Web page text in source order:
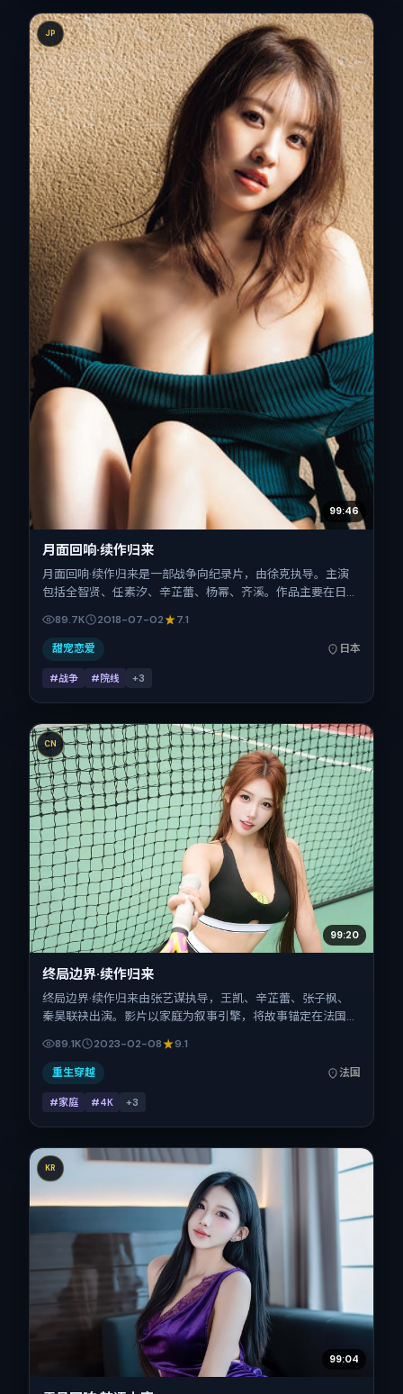
JP
99:46
月面回响·续作归来
月面回响·续作归来是一部战争向纪录片，由徐克执导。主演
包括全智贤、任素汐、辛芷蕾、杨幂、齐溪。作品主要在日本
取景与发行，2018年暑期档与观众见面，首映日期 2018-07-
02，正片时长157分钟。
89.7K 2018-07-02 7.1
甜宠恋爱 日本
#战争 #院线 +3
CN
99:20
终局边界·续作归来
终局边界·续作归来由张艺谋执导，王凯、辛芷蕾、张子枫、
秦昊联袂出演。影片以家庭为叙事引擎，将故事锚定在法国，
8日于法国首映（春节档前后），片长117分钟，适合喜欢强情
节与细腻表演的观众。
89.1K 2023-02-08 9.1
重生穿越 法国
#家庭 #4K +3
KR
99:04